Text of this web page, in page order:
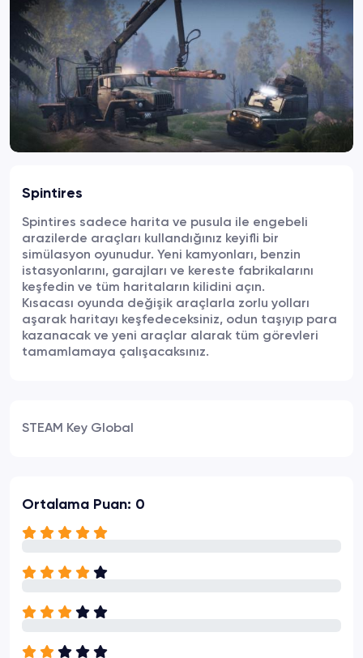
Spintires
Spintires sadece harita ve pusula ile engebeli
arazilerde araçları kullandığınız keyifli bir
simülasyon oyunudur. Yeni kamyonları, benzin
istasyonlarını, garajları ve kereste fabrikalarını
keşfedin ve tüm haritaların kilidini açın.
Kısacası oyunda değişik araçlarla zorlu yolları
aşarak haritayı keşfedeceksiniz, odun taşıyıp para
kazanacak ve yeni araçlar alarak tüm görevleri
tamamlamaya çalışacaksınız.
STEAM Key Global
Ortalama Puan: 0